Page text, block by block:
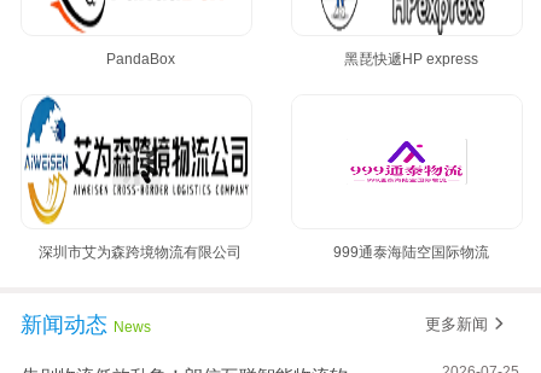
PandaBox 黑琵快遞HP express
深圳市艾为森跨境物流有限公司 999通泰海陆空国际物流
新闻动态 News 更多新闻